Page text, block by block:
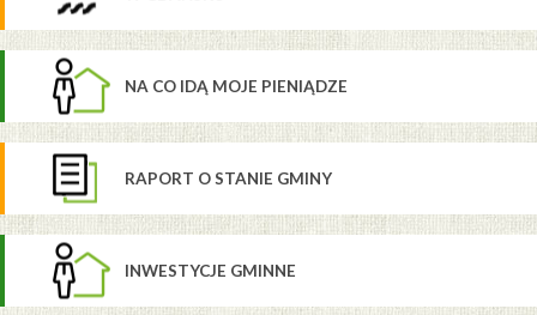
NA CO IDĄ MOJE PIENIĄDZE
RAPORT O STANIE GMINY
INWESTYCJE GMINNE